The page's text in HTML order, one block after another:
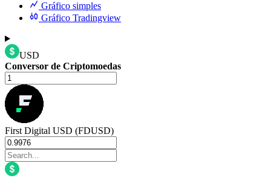
Gráfico simples
Gráfico Tradingview
USD
Conversor de Criptomoedas
First Digital USD (FDUSD)